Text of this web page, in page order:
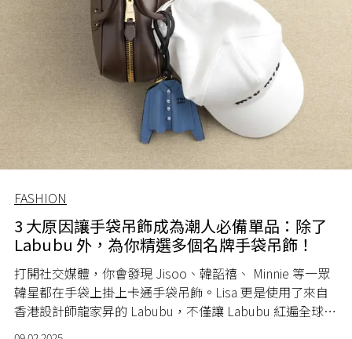
FASHION
3 大原因讓手袋吊飾成為潮人必備單品：除了
Labubu 外，為你精選多個名牌手袋吊飾！
打開社交媒體，你會發現 Jisoo、韓韶禧、 Minnie 等一眾
韓星都在手袋上掛上卡通手袋吊飾。Lisa 更是使用了來自
香港設計師龍家昇的 Labubu，不僅讓 Labubu 紅遍全球，